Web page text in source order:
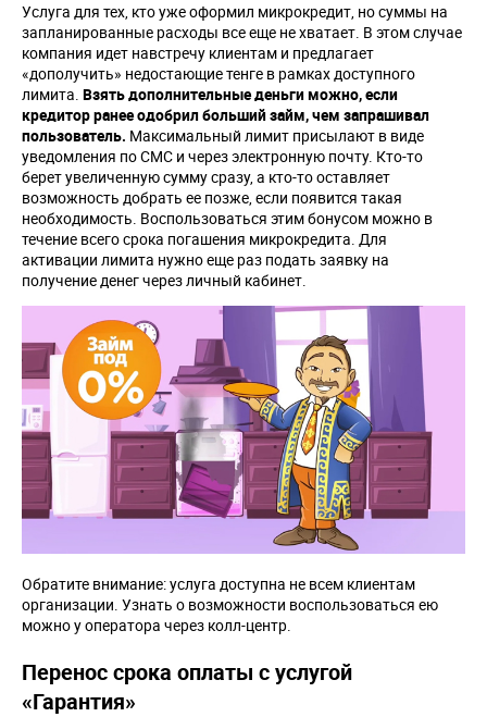
Услуга для тех, кто уже оформил микрокредит, но суммы на
запланированные расходы все еще не хватает. В этом случае
компания идет навстречу клиентам и предлагает
«дополучить» недостающие тенге в рамках доступного
лимита. Взять дополнительные деньги можно, если
кредитор ранее одобрил больший займ, чем запрашивал
пользователь. Максимальный лимит присылают в виде
уведомления по СМС и через электронную почту. Кто-то
берет увеличенную сумму сразу, а кто-то оставляет
возможность добрать ее позже, если появится такая
необходимость. Воспользоваться этим бонусом можно в
течение всего срока погашения микрокредита. Для
активации лимита нужно еще раз подать заявку на
получение денег через личный кабинет.
Обратите внимание: услуга доступна не всем клиентам
организации. Узнать о возможности воспользоваться ею
можно у оператора через колл-центр.
Перенос срока оплаты с услугой
«Гарантия»